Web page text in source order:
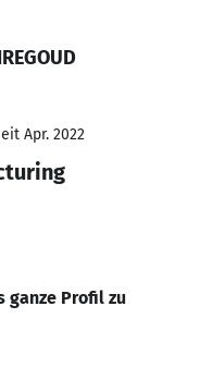
Apr. 2022
ganze Profil zu